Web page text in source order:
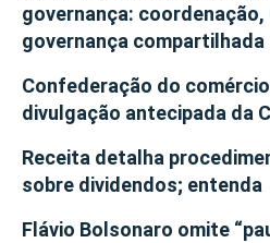
governança: coordenação,
governança compartilhada
Confederação do
divulgação antecipada da
Receita detalha
sobre dividendos; entenda
Flávio Bolsonaro omite